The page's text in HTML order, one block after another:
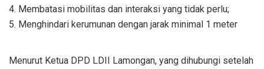
4. Membatasi mobilitas dan interaksi yang tidak perlu;
5. Menghindari kerumunan dengan jarak minimal 1 meter
Menurut Ketua DPD LDII Lamongan, yang dihubungi setelah